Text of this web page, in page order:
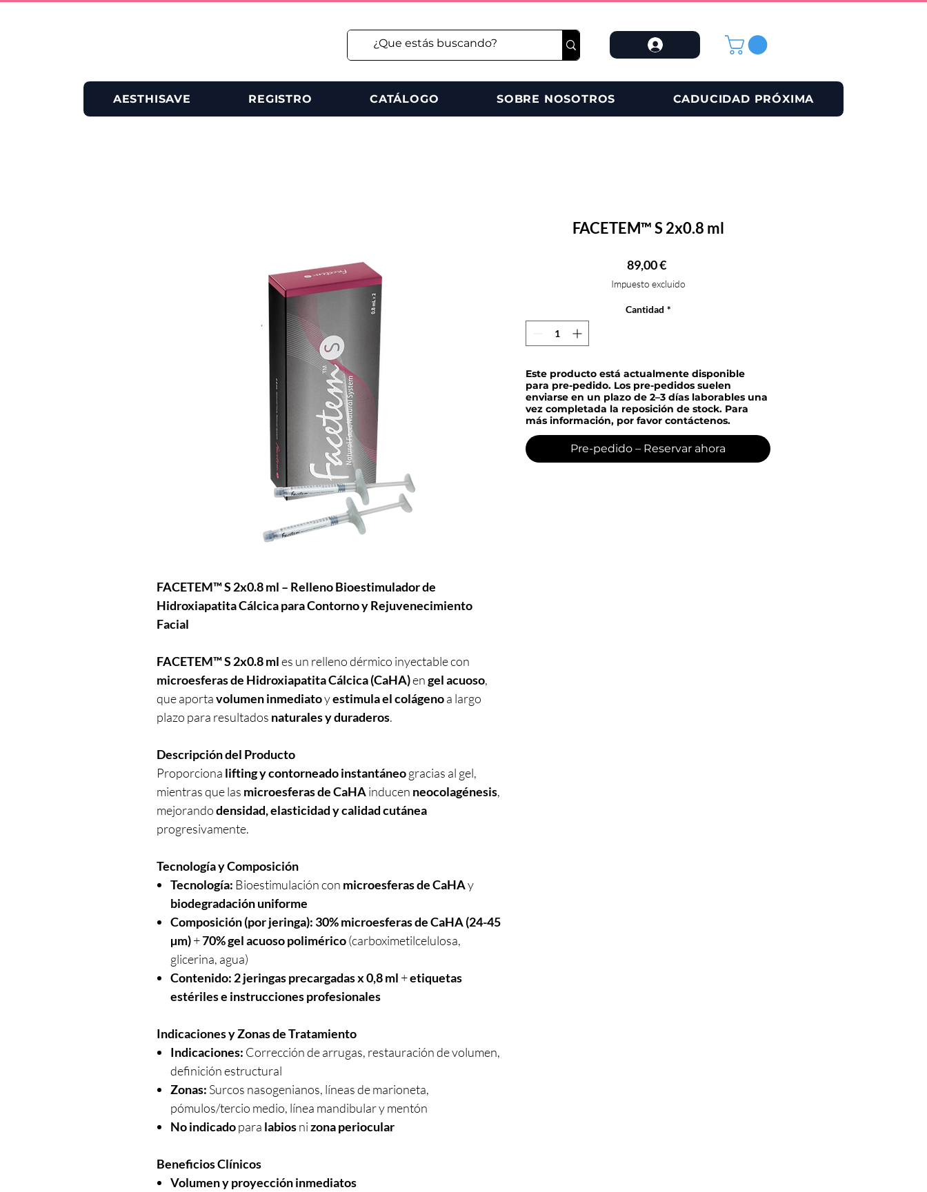
AESTHISAVE REGISTRO CATÁLOGO SOBRE NOSOTROS CADUCIDAD PRÓXIMA
FACETEM™ S 2x0.8 ml – Relleno Bioestimulador de
Hidroxiapatita Cálcica para Contorno y Rejuvenecimiento
Facial
FACETEM™ S 2x0.8 mles un relleno dérmico inyectable con
microesferas de Hidroxiapatita Cálcica (CaHA)engel acuoso,
que aportavolumen inmediatoyestimula el colágenoa largo
plazo para resultados naturales y duraderos.
Descripción del Producto
Proporciona lifting y contorneado instantáneogracias al gel,
mientras que las microesferas de CaHAinducen neocolagénesis,
mejorandodensidad, elasticidad y calidad cutánea
progresivamente.
Tecnología y Composición
Tecnología: Bioestimulación con microesferas de CaHAy
biodegradación uniforme
Composición (por jeringa): 30% microesferas de CaHA (24-45
µm)+70% gel acuoso polimérico(carboximetilcelulosa,
glicerina, agua)
Contenido: 2 jeringas precargadas x 0,8 ml +etiquetas
estériles e instrucciones profesionales
Indicaciones y Zonas de Tratamiento
Indicaciones: Corrección de arrugas, restauración de volumen,
definición estructural
Zonas: Surcos nasogenianos, líneas de marioneta,
pómulos/tercio medio, línea mandibular y mentón
No indicadopara labiosnizona periocular
Beneficios Clínicos
Volumen y proyección inmediatos
FACETEM™ S 2x0.8 ml
89,00 €Precio
Impuesto excluido
Cantidad *
Este producto está actualmente disponible
para pre-pedido. Los pre-pedidos suelen
enviarse en un plazo de 2–3 días laborables una
vez completada la reposición de stock. Para
más información, por favor contáctenos.
Pre-pedido – Reservar ahora